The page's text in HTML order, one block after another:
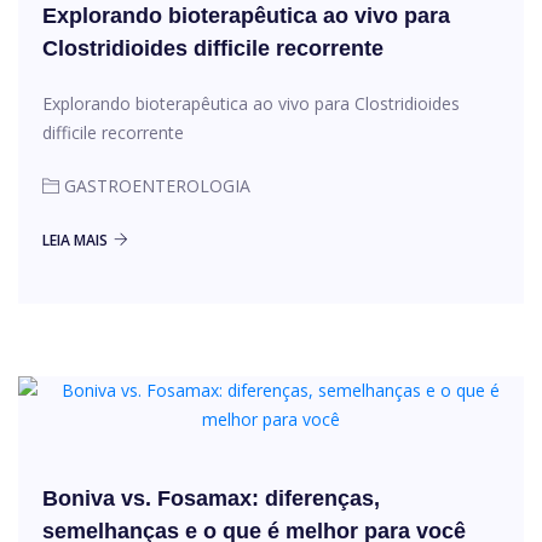
Explorando bioterapêutica ao vivo para
Clostridioides difficile recorrente
Explorando bioterapêutica ao vivo para Clostridioides
difficile recorrente
GASTROENTEROLOGIA
LEIA MAIS
Boniva vs. Fosamax: diferenças,
semelhanças e o que é melhor para você